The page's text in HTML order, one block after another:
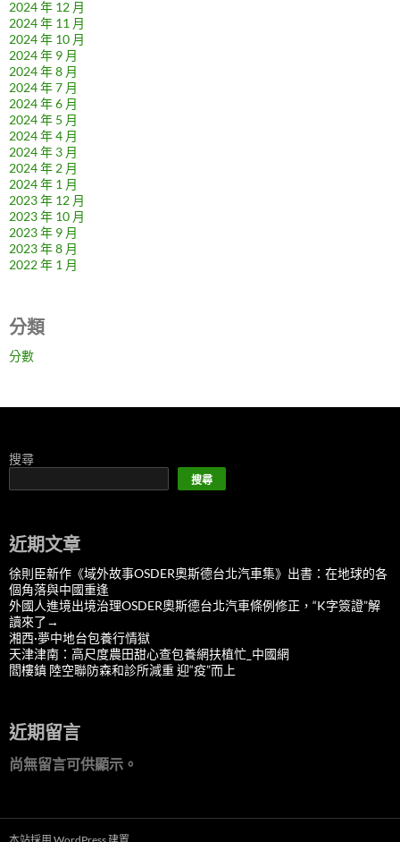
2024 年 12 月
2024 年 11 月
2024 年 10 月
2024 年 9 月
2024 年 8 月
2024 年 7 月
2024 年 6 月
2024 年 5 月
2024 年 4 月
2024 年 3 月
2024 年 2 月
2024 年 1 月
2023 年 12 月
2023 年 10 月
2023 年 9 月
2023 年 8 月
2022 年 1 月
分類
分數
搜尋
搜尋
近期文章
徐則臣新作《域外故事OSDER奧斯德台北汽車集》出書：在地球的各
個角落與中國重逢
外國人進境出境治理OSDER奧斯德台北汽車條例修正，“K字簽證”解
讀來了→
湘西·夢中地台包養行情獄
天津津南：高尺度農田甜心查包養網扶植忙_中國網
閻樓鎮 陸空聯防森和診所減重 迎“疫”而上
近期留言
尚無留言可供顯示。